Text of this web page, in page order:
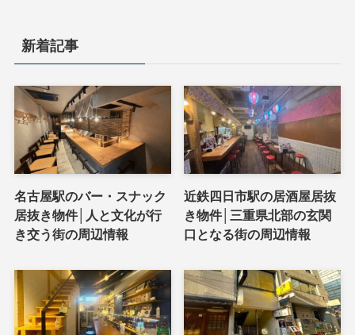
新着記事
名古屋駅のバー・スナック
居抜き物件│人と文化が行
き交う街の周辺情報
近鉄四日市駅の居酒屋居抜
き物件│三重県北部の玄関
口となる街の周辺情報